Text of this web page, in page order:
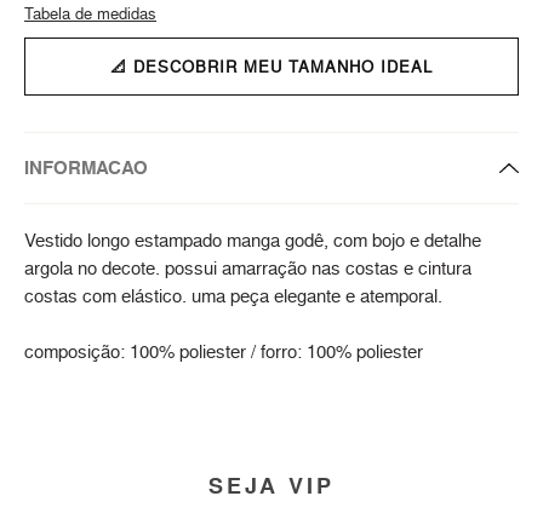
Tabela de medidas
📐 DESCOBRIR MEU TAMANHO IDEAL
INFORMACAO
Vestido longo estampado manga godê, com bojo e detalhe
argola no decote. possui amarração nas costas e cintura
costas com elástico. uma peça elegante e atemporal.
composição: 100% poliester / forro: 100% poliester
SEJA VIP